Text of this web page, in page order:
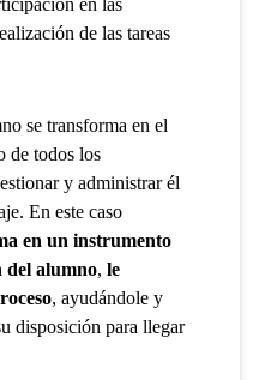
de las tareas
se transforma en el
de todos los
y administrar él
En este caso
en un instrumento
del alumno,le
, ayudándole y
disposición para llegar